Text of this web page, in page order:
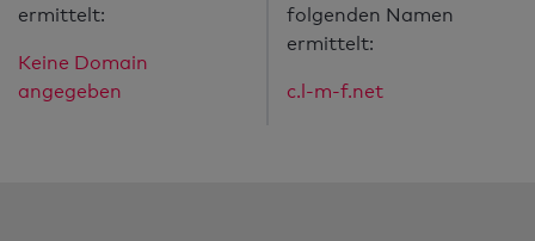
ermittelt:
Keine Domain
angegeben
folgenden Namen
ermittelt:
c.l-m-f.net